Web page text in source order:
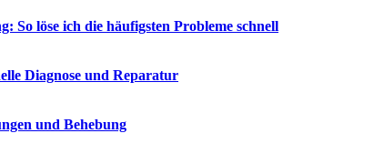
So löse ich die häufigsten Probleme schnell
Diagnose und Reparatur
und Behebung